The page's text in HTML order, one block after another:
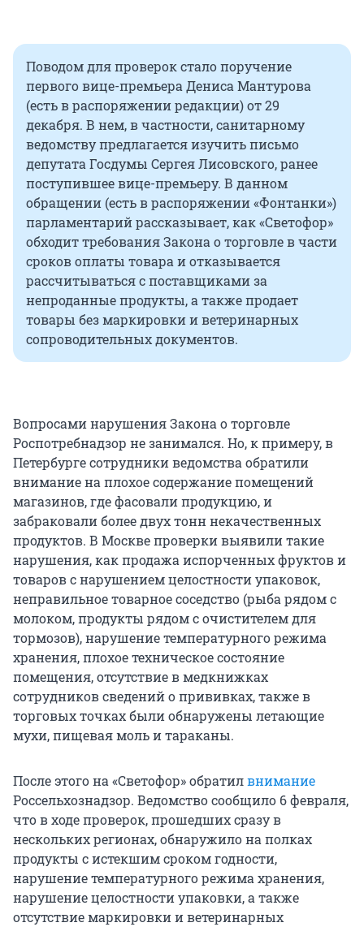
Поводом для проверок стало поручение
первого вице-премьера Дениса Мантурова
(есть в распоряжении редакции) от 29
декабря. В нем, в частности, санитарному
ведомству предлагается изучить письмо
депутата Госдумы Сергея Лисовского, ранее
поступившее вице-премьеру. В данном
обращении (есть в распоряжении «Фонтанки»)
парламентарий рассказывает, как «Светофор»
обходит требования Закона о торговле в части
сроков оплаты товара и отказывается
рассчитываться с поставщиками за
непроданные продукты, а также продает
товары без маркировки и ветеринарных
сопроводительных документов.
Вопросами нарушения Закона о торговле
Роспотребнадзор не занимался. Но, к примеру, в
Петербурге сотрудники ведомства обратили
внимание на плохое содержание помещений
магазинов, где фасовали продукцию, и
забраковали более двух тонн некачественных
продуктов. В Москве проверки выявили такие
нарушения, как продажа испорченных фруктов и
товаров с нарушением целостности упаковок,
неправильное товарное соседство (рыба рядом с
молоком, продукты рядом с очистителем для
тормозов), нарушение температурного режима
хранения, плохое техническое состояние
помещения, отсутствие в медкнижках
сотрудников сведений о прививках, также в
торговых точках были обнаружены летающие
мухи, пищевая моль и тараканы.
После этого на «Светофор» обратилвнимание
Россельхознадзор. Ведомство сообщило 6 февраля,
что в ходе проверок, прошедших сразу в
нескольких регионах, обнаружило на полках
продукты с истекшим сроком годности,
нарушение температурного режима хранения,
нарушение целостности упаковки, а также
отсутствие маркировки и ветеринарных